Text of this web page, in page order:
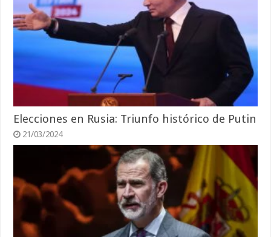
Elecciones en Rusia: Triunfo histórico de Putin
21/03/2024